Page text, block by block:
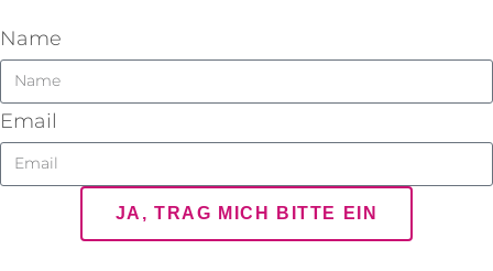
Name
Email
JA, TRAG MICH BITTE EIN